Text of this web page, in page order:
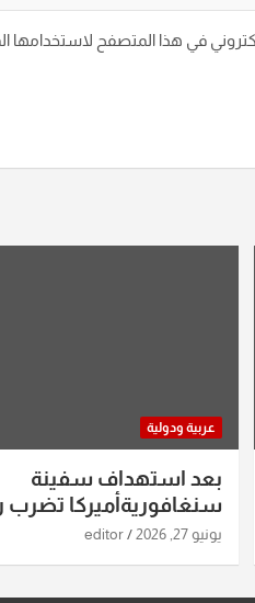
في هذا المتصفح لاستخدامها
عربية ودولية
بعد استهداف سفينة
سنغافوريةأميركا تضرب
ومواقع صواريخ ومسيرات
يونيو 27, 2026 editor